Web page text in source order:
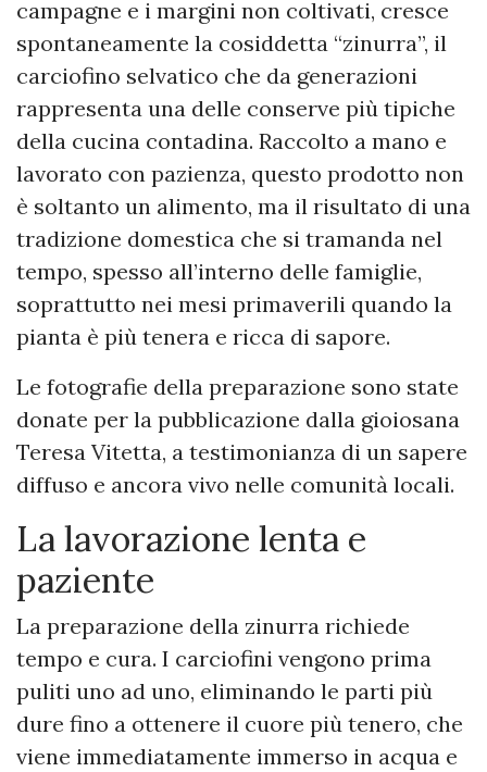
campagne e i margini non coltivati, cresce
spontaneamente la cosiddetta “zinurra”, il
carciofino selvatico che da generazioni
rappresenta una delle conserve più tipiche
della cucina contadina. Raccolto a mano e
lavorato con pazienza, questo prodotto non
è soltanto un alimento, ma il risultato di una
tradizione domestica che si tramanda nel
tempo, spesso all’interno delle famiglie,
soprattutto nei mesi primaverili quando la
pianta è più tenera e ricca di sapore.
Le fotografie della preparazione sono state
donate per la pubblicazione dalla gioiosana
Teresa Vitetta, a testimonianza di un sapere
diffuso e ancora vivo nelle comunità locali.
La lavorazione lenta e
paziente
La preparazione della zinurra richiede
tempo e cura. I carciofini vengono prima
puliti uno ad uno, eliminando le parti più
dure fino a ottenere il cuore più tenero, che
viene immediatamente immerso in acqua e